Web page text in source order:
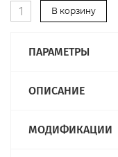
МужскойВ корзину
ПАРАМЕТРЫ
ОПИСАНИЕ
МОДИФИКАЦИИ